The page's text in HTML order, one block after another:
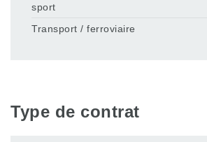
sport
Transport / ferroviaire
Type de contrat